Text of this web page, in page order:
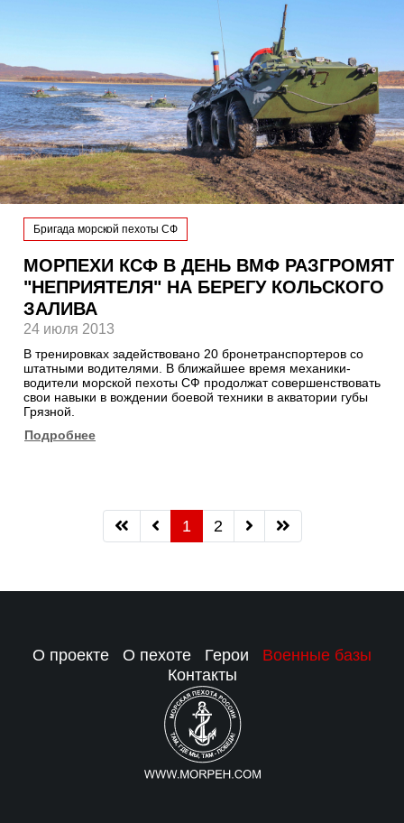
Бригада морской пехоты СФ
МОРПЕХИ КСФ В ДЕНЬ ВМФ РАЗГРОМЯТ
"НЕПРИЯТЕЛЯ" НА БЕРЕГУ КОЛЬСКОГО
ЗАЛИВА
24 июля 2013
В тренировках задействовано 20 бронетранспортеров со
штатными водителями. В ближайшее время механики-
водители морской пехоты СФ продолжат совершенствовать
свои навыки в вождении боевой техники в акватории губы
Грязной.
Подробнее
1 2
О проекте О пехоте Герои
Военные базы
Контакты